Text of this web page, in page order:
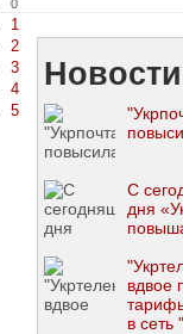
0
1
2
3
4
5
С
дня
вдвое
в